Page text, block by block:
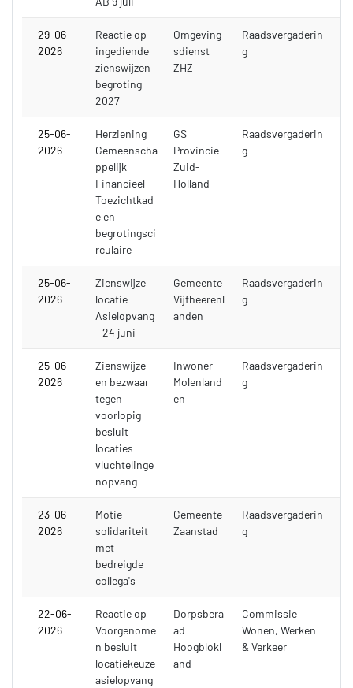
29-06-
2026
Reactie op
ingediende
zienswijzen
begroting
2027
Omgeving
sdienst
ZHZ
Raadsvergaderin
g
25-06-
2026
Herziening
Gemeenscha
ppelijk
Financieel
Toezichtkad
e en
begrotingsci
rculaire
GS
Provincie
Zuid-
Holland
Raadsvergaderin
g
25-06-
2026
Zienswijze
locatie
Asielopvang
- 24 juni
Gemeente
Vijfheerenl
anden
Raadsvergaderin
g
25-06-
2026
Zienswijze
en bezwaar
tegen
voorlopig
besluit
locaties
vluchtelinge
nopvang
Inwoner
Molenland
en
Raadsvergaderin
g
23-06-
2026
Motie
solidariteit
met
bedreigde
collega's
Gemeente
Zaanstad
Raadsvergaderin
g
22-06-
2026
Reactie op
Voorgenome
n besluit
locatiekeuze
asielopvang
Dorpsbera
ad
Hoogblokl
and
Commissie
Wonen, Werken
& Verkeer